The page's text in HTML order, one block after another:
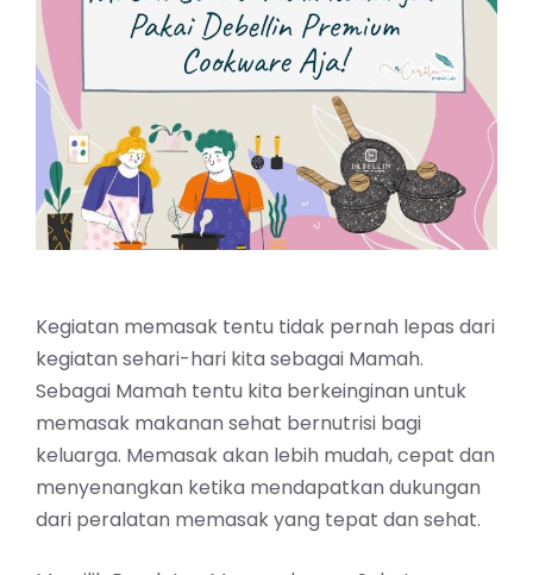
Kegiatan memasak tentu tidak pernah lepas dari
kegiatan sehari-hari kita sebagai Mamah.
Sebagai Mamah tentu kita berkeinginan untuk
memasak makanan sehat bernutrisi bagi
keluarga. Memasak akan lebih mudah, cepat dan
menyenangkan ketika mendapatkan dukungan
dari peralatan memasak yang tepat dan sehat.